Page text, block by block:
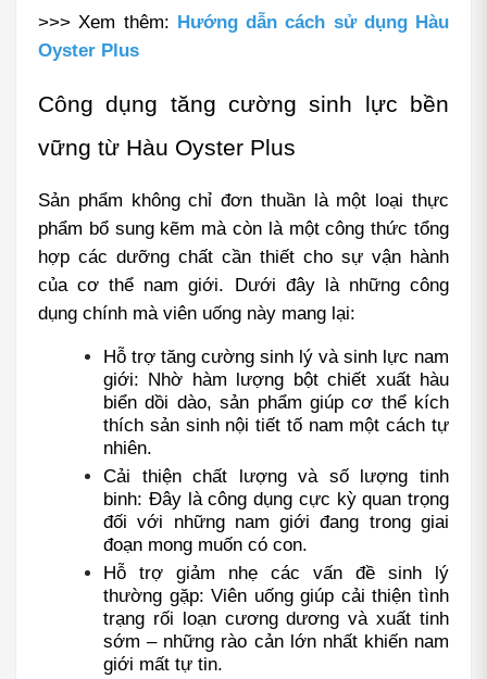
>>> Xem thêm: Hướng dẫn cách sử dụng Hàu
Oyster Plus
Công dụng tăng cường sinh lực bền
vững từ Hàu Oyster Plus
Sản phẩm không chỉ đơn thuần là một loại thực
phẩm bổ sung kẽm mà còn là một công thức tổng
hợp các dưỡng chất cần thiết cho sự vận hành
của cơ thể nam giới. Dưới đây là những công
dụng chính mà viên uống này mang lại:
Hỗ trợ tăng cường sinh lý và sinh lực nam
giới: Nhờ hàm lượng bột chiết xuất hàu
biển dồi dào, sản phẩm giúp cơ thể kích
thích sản sinh nội tiết tố nam một cách tự
nhiên.
Cải thiện chất lượng và số lượng tinh
binh: Đây là công dụng cực kỳ quan trọng
đối với những nam giới đang trong giai
đoạn mong muốn có con.
Hỗ trợ giảm nhẹ các vấn đề sinh lý
thường gặp: Viên uống giúp cải thiện tình
trạng rối loạn cương dương và xuất tinh
sớm – những rào cản lớn nhất khiến nam
giới mất tự tin.